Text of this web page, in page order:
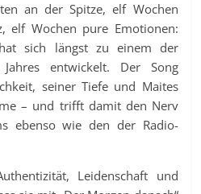
an der Spitze, elf Wochen
elf Wochen pure Emotionen:
sich längst zu einem der
entwickelt. Der Song
seiner Tiefe und Maites
– und trifft damit den Nerv
ebenso wie den der Radio-
Leidenschaft und